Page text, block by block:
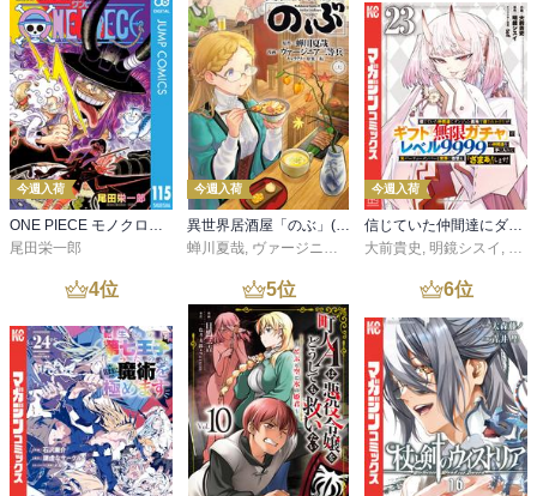
今週入荷
ONE PIECE モノクロ版 115
尾田栄一郎
今週入荷
異世界居酒屋「のぶ」(22)
蝉川夏哉, ヴァージニア二等兵 ,転
今週入荷
信じていた仲間達にダンジョン奥地で殺されかけたがギフト『無限ガチャ』でレベル９９９９の仲間達を手に入れて元パーティーメンバーと世界に復讐＆『ざまぁ！』します！（２３）
大前貴史 , 明鏡シスイ , ｔ
4位 5位 6位